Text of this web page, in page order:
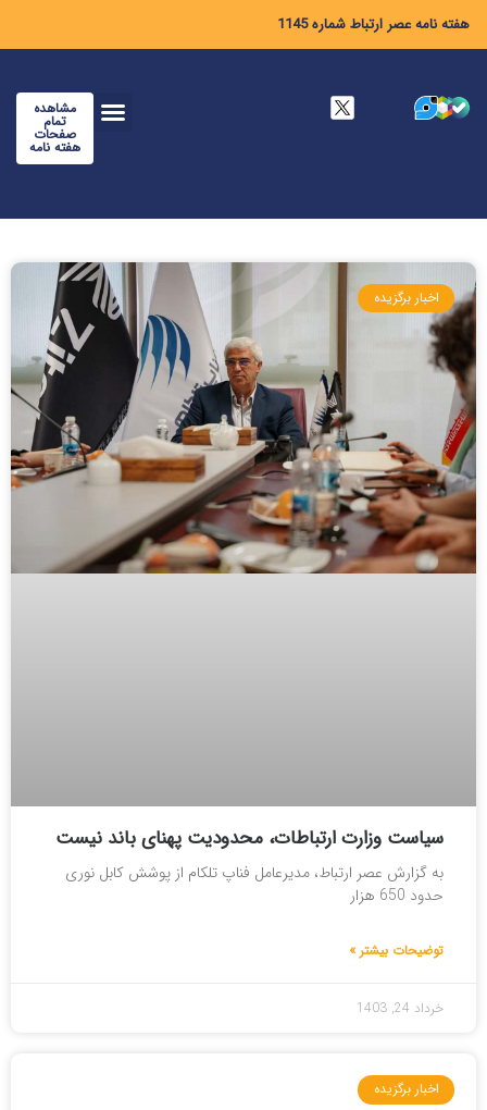
هفته نامه عصر ارتباط شماره 1145
مشاهده
تمام
صفحات
هفته نامه
اخبار برگزیده
سیاست وزارت ارتباطات، محدودیت پهنای باند نیست
به گزارش عصر ارتباط، مدیرعامل فناپ تلکام از پوشش کابل نوری
حدود 650 هزار
توضیحات بیشتر »
خرداد 24, 1403
اخبار برگزیده